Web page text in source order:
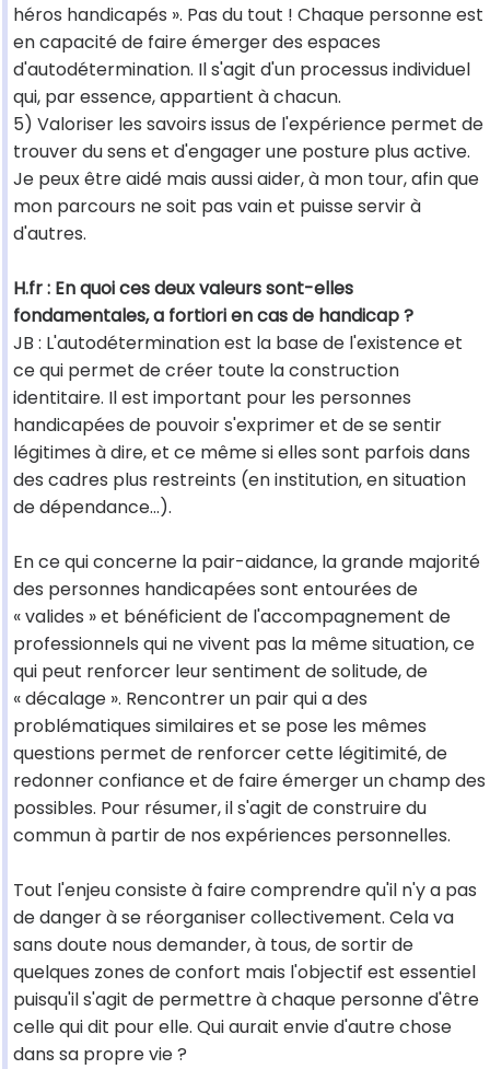
héros handicapés ». Pas du tout ! Chaque personne est
en capacité de faire émerger des espaces
d'autodétermination. Il s'agit d'un processus individuel
qui, par essence, appartient à chacun.
5) Valoriser les savoirs issus de l'expérience permet de
trouver du sens et d'engager une posture plus active.
Je peux être aidé mais aussi aider, à mon tour, afin que
mon parcours ne soit pas vain et puisse servir à
d'autres.
H.fr : En quoi ces deux valeurs sont-elles
fondamentales, a fortiori en cas de handicap ?
JB : L'autodétermination est la base de l'existence et
ce qui permet de créer toute la construction
identitaire. Il est important pour les personnes
handicapées de pouvoir s'exprimer et de se sentir
légitimes à dire, et ce même si elles sont parfois dans
des cadres plus restreints (en institution, en situation
de dépendance...).
En ce qui concerne la pair-aidance, la grande majorité
des personnes handicapées sont entourées de
« valides » et bénéficient de l'accompagnement de
professionnels qui ne vivent pas la même situation, ce
qui peut renforcer leur sentiment de solitude, de
« décalage ». Rencontrer un pair qui a des
problématiques similaires et se pose les mêmes
questions permet de renforcer cette légitimité, de
redonner confiance et de faire émerger un champ des
possibles. Pour résumer, il s'agit de construire du
commun à partir de nos expériences personnelles.
Tout l'enjeu consiste à faire comprendre qu'il n'y a pas
de danger à se réorganiser collectivement. Cela va
sans doute nous demander, à tous, de sortir de
quelques zones de confort mais l'objectif est essentiel
puisqu'il s'agit de permettre à chaque personne d'être
celle qui dit pour elle. Qui aurait envie d'autre chose
dans sa propre vie ?